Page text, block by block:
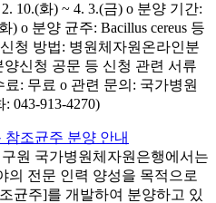
10.(화) ~ 4. 3.(금) o 분양 기간:
) o 분양 균주: Bacillus cereus 등
청 방법: 병원체자원온라인분
신청 공문 등 신청 관련 서류
: 무료 o 관련 문의: 국가병원
043-913-4270)
참조균주 분양 안내
원 국가병원체자원은행에서는
의 전문 인력 양성을 목적으로
균주]를 개발하여 분양하고 있